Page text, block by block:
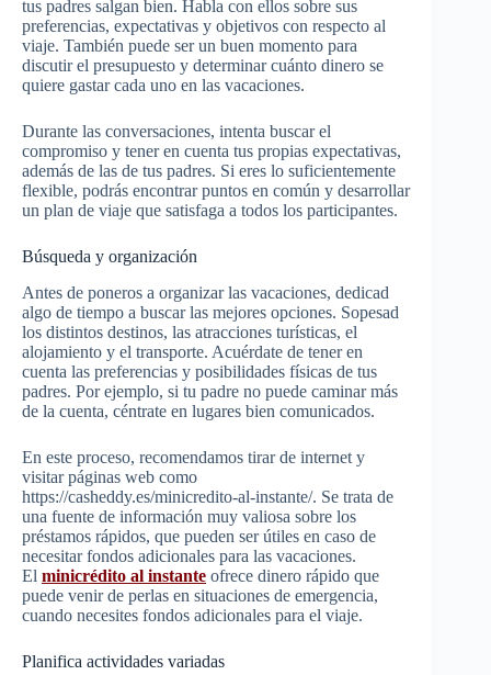
tus padres salgan bien. Habla con ellos sobre sus
preferencias, expectativas y objetivos con respecto al
viaje. También puede ser un buen momento para
discutir el presupuesto y determinar cuánto dinero se
quiere gastar cada uno en las vacaciones.
Durante las conversaciones, intenta buscar el
compromiso y tener en cuenta tus propias expectativas,
además de las de tus padres. Si eres lo suficientemente
flexible, podrás encontrar puntos en común y desarrollar
un plan de viaje que satisfaga a todos los participantes.
Búsqueda y organización
Antes de poneros a organizar las vacaciones, dedicad
algo de tiempo a buscar las mejores opciones. Sopesad
los distintos destinos, las atracciones turísticas, el
alojamiento y el transporte. Acuérdate de tener en
cuenta las preferencias y posibilidades físicas de tus
padres. Por ejemplo, si tu padre no puede caminar más
de la cuenta, céntrate en lugares bien comunicados.
En este proceso, recomendamos tirar de internet y
visitar páginas web como
https://casheddy.es/minicredito-al-instante/. Se trata de
una fuente de información muy valiosa sobre los
préstamos rápidos, que pueden ser útiles en caso de
necesitar fondos adicionales para las vacaciones.
El minicrédito al instante ofrece dinero rápido que
puede venir de perlas en situaciones de emergencia,
cuando necesites fondos adicionales para el viaje.
Planifica actividades variadas